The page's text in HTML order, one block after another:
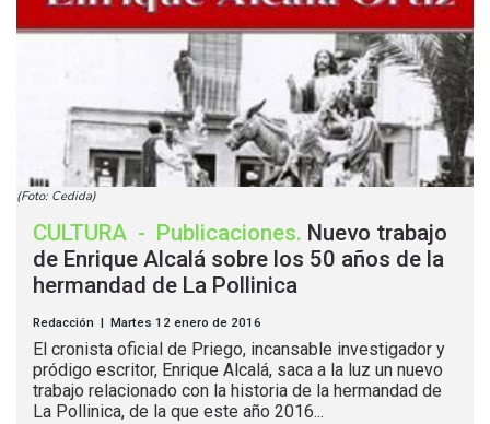
(Foto: Cedida)
CULTURA - Publicaciones. Nuevo trabajo
de Enrique Alcalá sobre los 50 años de la
hermandad de La Pollinica
Redacción | Martes 12 enero de 2016
El cronista oficial de Priego, incansable investigador y
pródigo escritor, Enrique Alcalá, saca a la luz un nuevo
trabajo relacionado con la historia de la hermandad de
La Pollinica, de la que este año 2016...